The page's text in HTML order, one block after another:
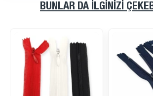
1 adet alt kalıp.
BUNLAR DA İLGINIZI